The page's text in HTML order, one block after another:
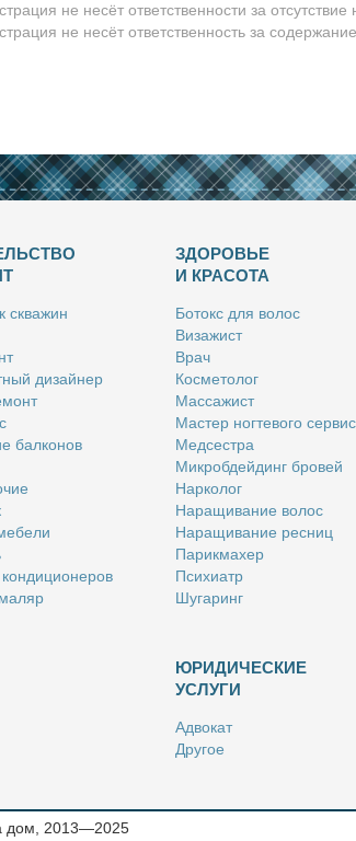
не несёт ответственности за
не несёт ответственность за
сква­жин
ди­зай­нер
бал­ко­нов
кон­ди­ци­о­не­ров
ЗДОРОВЬЕ
И КРАСОТА
Бо­токс для во­лос
Ви­за­жист
Врач
Кос­ме­то­лог
Мас­са­жист
Ма­стер ног­те­во­го
Мед­сест­ра
Мик­роб­дей­динг бро­вей
Нар­ко­лог
На­ра­щи­ва­ние во­лос
На­ра­щи­ва­ние рес­ниц
Па­рик­махер
Пси­хи­атр
Шу­га­ринг
ЮРИДИЧЕСКИЕ
УСЛУГИ
Адво­кат
Дру­гое
Ри­эл­тор
дом, 2013—2025